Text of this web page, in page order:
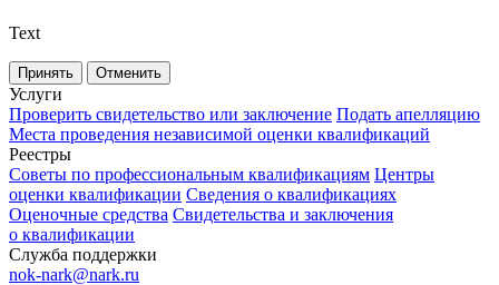
Text
Принять Отменить
Услуги
Проверить свидетельство или заключение Подать апелляцию
Места проведения независимой оценки квалификаций
Реестры
Советы по профессиональным квалификациям Центры
оценки квалификации Сведения о квалификациях
Оценочные средства Свидетельства и заключения
о квалификации
Служба поддержки
nok-nark@nark.ru